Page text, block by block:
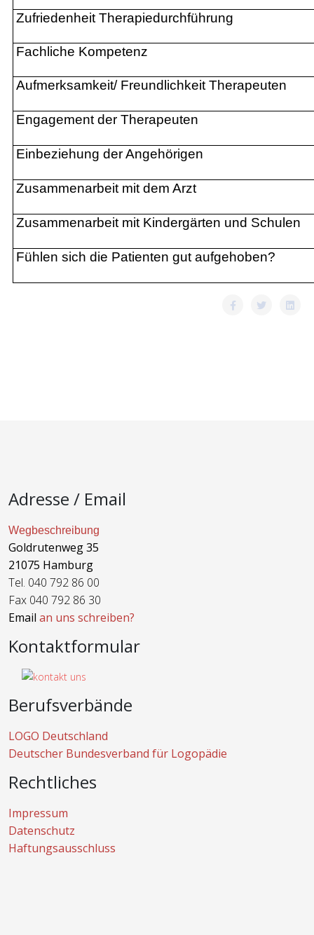
Zufriedenheit Therapiedurchführung
Fachliche Kompetenz
Aufmerksamkeit/ Freundlichkeit Therapeuten
Engagement der Therapeuten
Einbeziehung der Angehörigen
Zusammenarbeit mit dem Arzt
Zusammenarbeit mit Kindergärten und Schulen
Fühlen sich die Patienten gut aufgehoben?
Adresse / Email
Wegbeschreibung
Goldrutenweg 35
21075 Hamburg
Tel. 040 792 86 00
Fax 040 792 86 30
Email an uns schreiben?
Kontaktformular
Berufsverbände
LOGO Deutschland
Deutscher Bundesverband für Logopädie
Rechtliches
Impressum
Datenschutz
Haftungsausschluss